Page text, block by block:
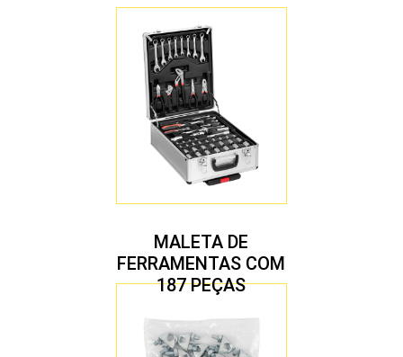
MALETA DE
FERRAMENTAS COM
187 PEÇAS